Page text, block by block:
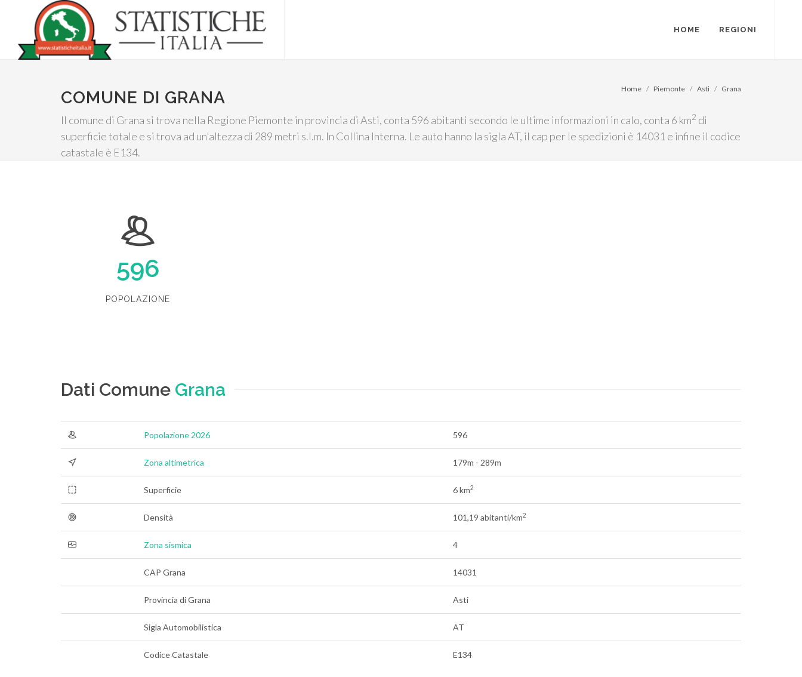
HOME REGIONI
COMUNE DI GRANA
Il comune di Grana si trova nella Regione Piemonte in provincia di Asti, conta 596 abitanti secondo le ultime informazioni in calo, conta 6 km2 di
superficie totale e si trova ad un'altezza di 289 metri s.l.m. In Collina Interna. Le auto hanno la sigla AT, il cap per le spedizioni è 14031 e infine il codice
catastale è E134.
Home Piemonte Asti Grana
596
POPOLAZIONE
Dati Comune Grana
Popolazione 2026 596
Zona altimetrica 179m - 289m
Superficie 6 km2
Densità 101,19 abitanti/km2
Zona sismica 4
CAP Grana 14031
Provincia di Grana Asti
Sigla Automobilistica AT
Codice Catastale E134